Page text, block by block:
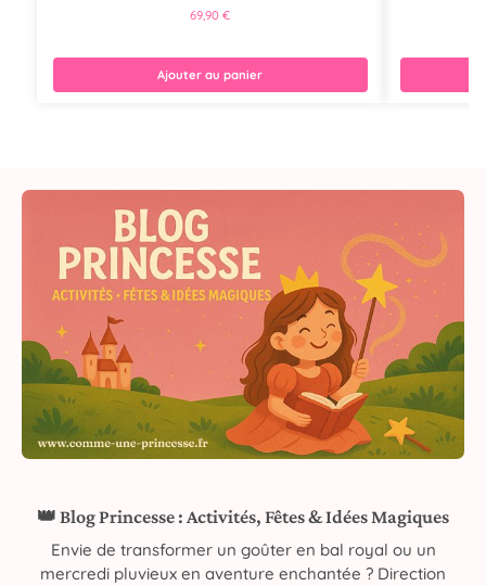
69,90€
Ajouter au panier
👑 Blog Princesse : Activités, Fêtes & Idées Magiques
Envie de transformer un goûter en bal royal ou un
mercredi pluvieux en aventure enchantée ? Direction